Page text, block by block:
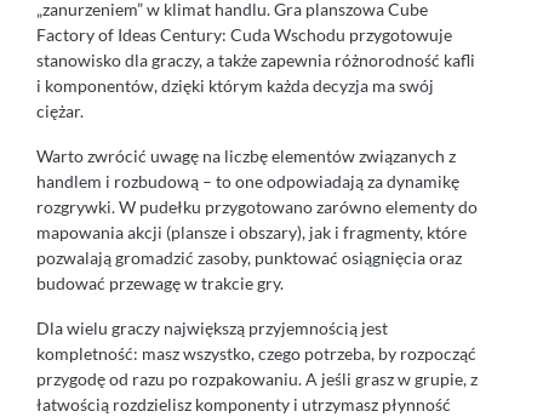
„zanurzeniem” w klimat handlu. Gra planszowa Cube
Factory of Ideas Century: Cuda Wschodu przygotowuje
stanowisko dla graczy, a także zapewnia różnorodność kafli
i komponentów, dzięki którym każda decyzja ma swój
ciężar.
Warto zwrócić uwagę na liczbę elementów związanych z
handlem i rozbudową – to one odpowiadają za dynamikę
rozgrywki. W pudełku przygotowano zarówno elementy do
mapowania akcji (plansze i obszary), jak i fragmenty, które
pozwalają gromadzić zasoby, punktować osiągnięcia oraz
budować przewagę w trakcie gry.
Dla wielu graczy największą przyjemnością jest
kompletność: masz wszystko, czego potrzeba, by rozpocząć
przygodę od razu po rozpakowaniu. A jeśli grasz w grupie, z
łatwością rozdzielisz komponenty i utrzymasz płynność